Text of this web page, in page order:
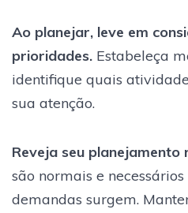
Ao planejar, leve em
prioridades. Estabeleça
identifique quais
sua atenção.
Reveja seu planejamento
são normais e
demandas surgem.